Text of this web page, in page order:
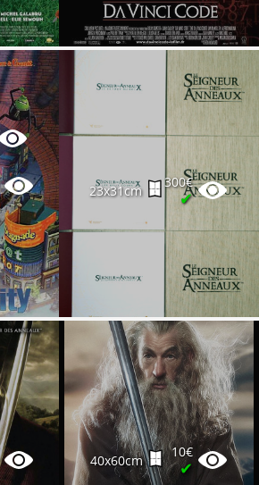
23x31cm
300€
✔
40x60cm
10€
✔